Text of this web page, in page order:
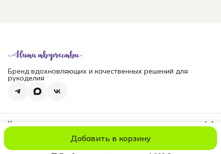
Добавить в корзину
Бренд вдохновляющих и качественных решений для
рукоделия
Контакты
Эл. почта
© niti_liveОплатаДоставкаПравила возвратаРеквизиты